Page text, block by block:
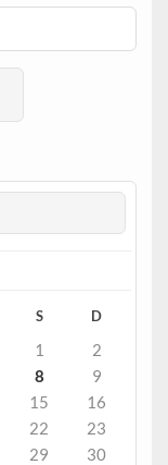
S D
1
2
8
9
15
16
22
23
29
30